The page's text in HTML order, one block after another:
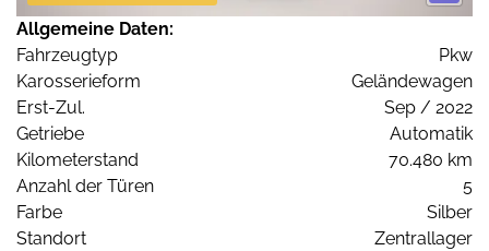
Allgemeine Daten:
Fahrzeugtyp
Pkw
Karosserieform
Geländewagen
Erst-Zul.
Sep / 2022
Getriebe
Automatik
Kilometerstand
70.480 km
Anzahl der Türen
5
Farbe
Silber
Standort
Zentrallager